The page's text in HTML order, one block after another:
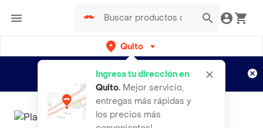
Quito
Ingresa tu dirección en
Quito. Mejor servicio,
entregas más rápidas y
los precios más
envíos gratis por semanas
Aplican TyC